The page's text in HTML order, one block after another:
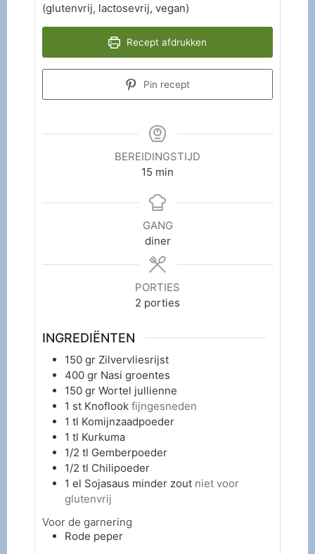
(glutenvrij, lactosevrij, vegan)
Recept afdrukken
Pin recept
BEREIDINGSTIJD
15 min
GANG
diner
PORTIES
2 porties
INGREDIËNTEN
150 gr Zilvervliesrijst
400 gr Nasi groentes
150 gr Wortel jullienne
1 st Knoflook fijngesneden
1 tl Komijnzaadpoeder
1 tl Kurkuma
1/2 tl Gemberpoeder
1/2 tl Chilipoeder
1 el Sojasaus minder zout niet voor
glutenvrij
Voor de garnering
Rode peper